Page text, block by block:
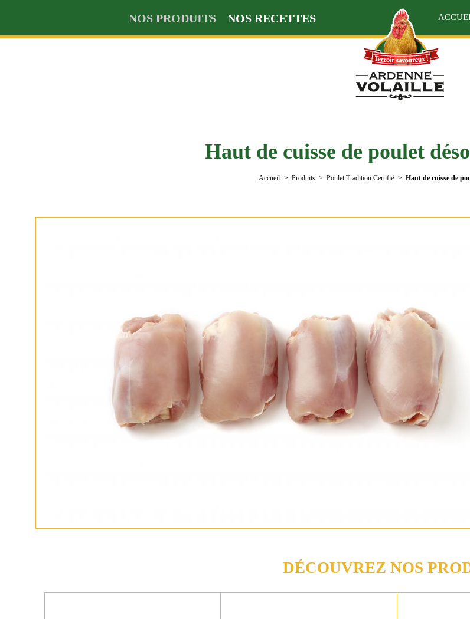
NOS PRODUITS NOS RECETTES
Haut de cuisse de poulet
Accueil Produits Poulet Tradition Certifié Haut de cuisse de
DÉCOUVREZ NOS